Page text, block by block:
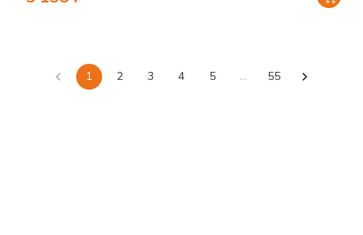
1 2 3 4 5 … 55